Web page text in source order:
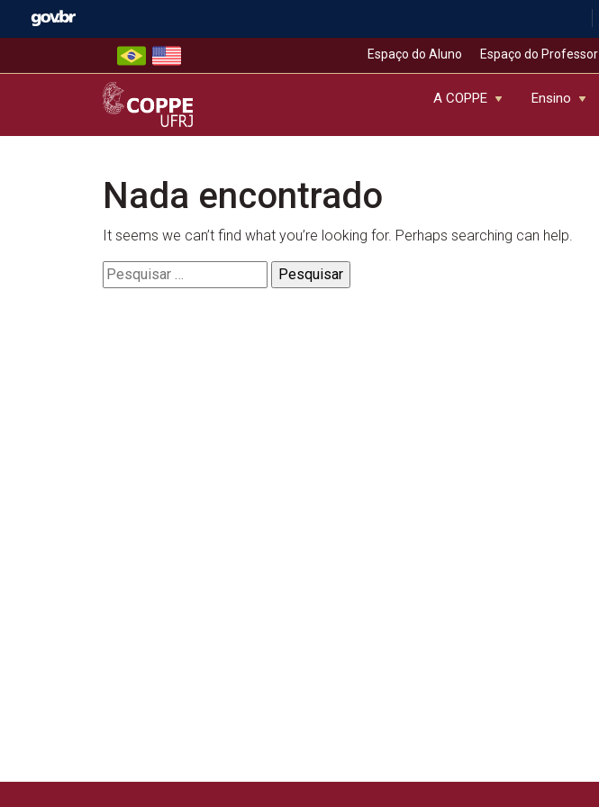
Espaço do Aluno Espaço do Professor
COPPE – UFRJ
A COPPE Ensino
Nada encontrado
It seems we can’t find what you’re looking for. Perhaps searching can help.
Pesquisar
por: